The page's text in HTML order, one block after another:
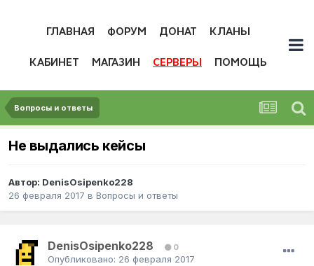
ГЛАВНАЯ ФОРУМ ДОНАТ КЛАНЫ
КАБИНЕТ МАГАЗИН СЕРВЕРЫ ПОМОЩЬ
Вопросы и ответы
Не выдались кейсы
Автор: DenisOsipenko228
26 февраля 2017 в Вопросы и ответы
DenisOsipenko228 0
Опубликовано: 26 февраля 2017